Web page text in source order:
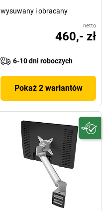
wysuwany i obracany
netto
460,- zł
6-10 dni roboczych
Pokaż 2 wariantów